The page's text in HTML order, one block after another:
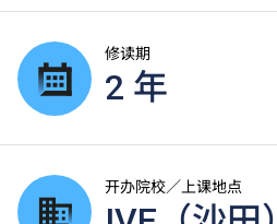
修读期
2 年
开办院校／上课地点